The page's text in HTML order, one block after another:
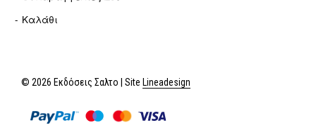
Καλάθι
© 2026 Εκδόσεις Σαλτο | Site Lineadesign